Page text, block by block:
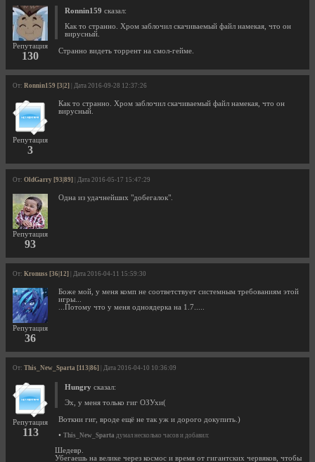
Репутация
130
Ronnin159 сказал:
Как то странно. Хром заблочил скачиваемый файл намекая, что он
вирусный.
Странно видеть торрент на смол-гейме.
От: Ronnin159 [3|2] | Дата 2016-09-28 12:37:26
Репутация
3
Как то странно. Хром заблочил скачиваемый файл намекая, что он
вирусный.
От: OldGarry [93|89] | Дата 2016-05-17 15:47:29
Репутация
93
Одна из удачнейших "добегалок".
От: Kronuss [36|12] | Дата 2016-04-11 15:59:30
Репутация
36
Боже мой, у меня комп не соответствует системным требованиям этой
игры...
...Потому что у меня одноядерка на 1.7.....
От: This_New_Sparta [113|86] | Дата 2016-04-10 10:36:09
Репутация
113
Hungry сказал:
Эх, у меня только гиг ОЗУхи(
Воткни гиг, вроде ещё не так уж и дорого докупить.)
• This_New_Sparta думал несколько часов и добавил:
Шедевр.
Убегаешь на велике через космос и время от гигантских червяков, чтобы